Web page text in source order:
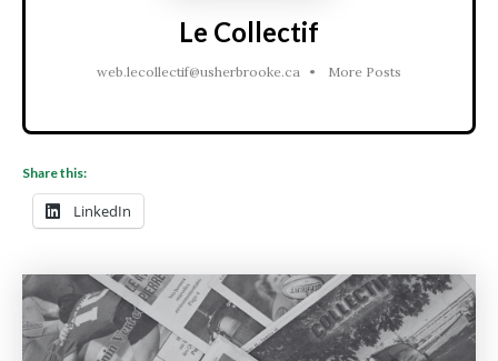
Le Collectif
web.lecollectif@usherbrooke.ca • More Posts
Share this:
LinkedIn